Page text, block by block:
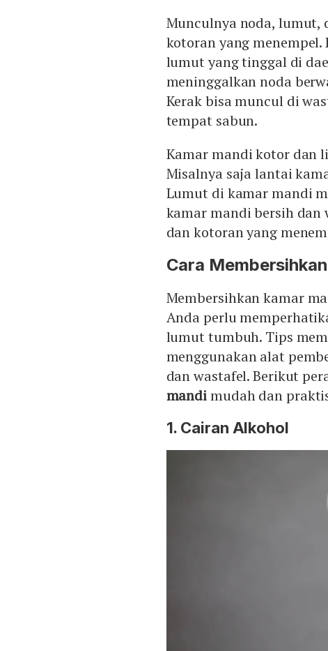
Munculnya noda, lumut,
kotoran yang
lumut yang tinggal di
meninggalkan noda
Kerak bisa muncul di
tempat sabun.
Kamar mandi kotor dan
Misalnya saja lantai
Lumut di kamar mandi
kamar mandi bersih dan
dan kotoran yang
Cara
Membersihkan kamar
Anda perlu
lumut tumbuh. Tips
menggunakan alat
dan wastafel. Berikut
mandimudah dan
1. Cairan Alkohol